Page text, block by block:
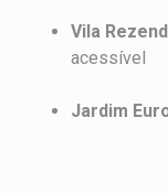
Vila
acessível
Jardim